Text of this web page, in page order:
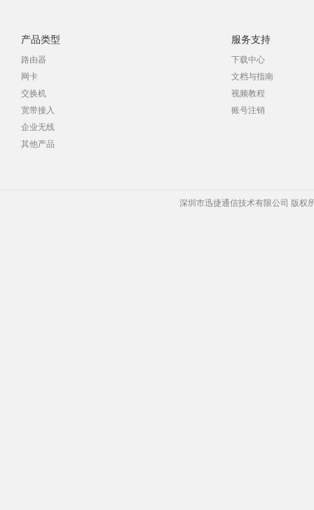
产品类型
路由器
网卡
交换机
宽带接入
企业无线
其他产品
服务支持
下载中心
文档与指南
视频教程
账号注销
深圳市迅捷通信技术有限公司 版权